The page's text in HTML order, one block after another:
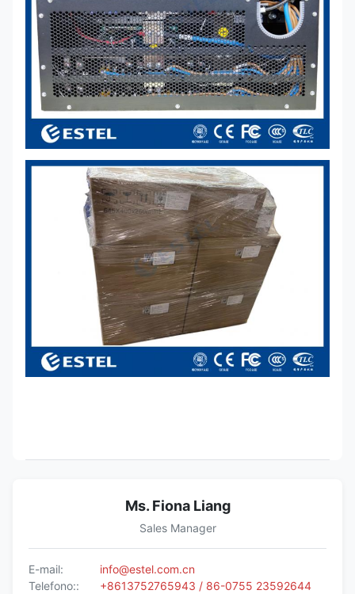
Temperatura di
funzionamento
-40°C~+75°C
(potenza totale
inferiore a 50°C)
Dimensione
106.5 mm ((W) ×
286 mm ((D) × 41,5
mm ((1 U/H)
Modalità di
raffreddamento
raffreddamento
forzato
Fattore di
potenza
≥ 0.99
THD ≤ 5%
Uscita in CC
¥43 ~ ¥58VDC,
¥53,5VDC,
massimo 55A
Uscita
dell'allarme
RS485 Sostenuto
SNMP Sostenuto
Ms. Fiona Liang
Sales Manager
E-mail:
info@estel.com.cn
Telefono::
+8613752765943 / 86-0755 23592644